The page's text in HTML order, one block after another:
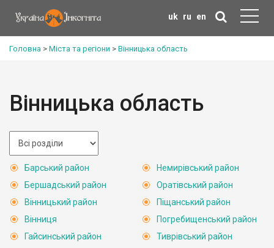
uk ru en
Головна > Міста та регіони > Вінницька область
Вінницька область
Барський район
Бершадський район
Вінницький район
Вінниця
Гайсинський район
Немирівський район
Оратівський район
Піщанський район
Погребищенський район
Тиврівський район